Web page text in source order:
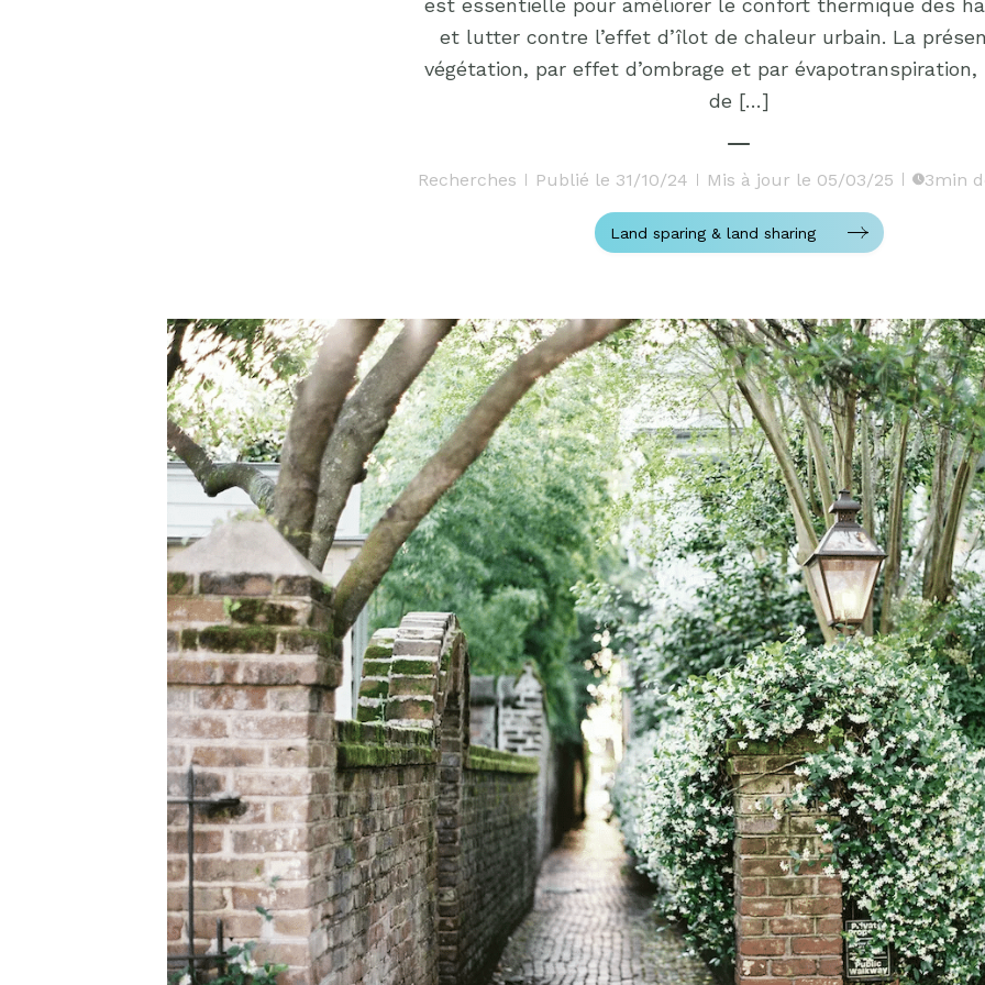
est essentielle pour améliorer le confort thermique des
et lutter contre l’effet d’îlot de chaleur urbain. La
végétation, par effet d’ombrage et par
de […]
Recherches Publié le 31/10/24 Mis à jour le 05/03/25 3min
Land sparing & land sharing